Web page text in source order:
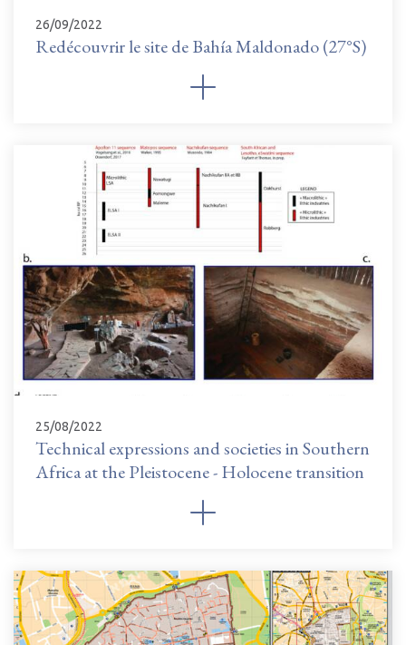
26/09/2022
Redécouvrir le site de Bahía Maldonado (27°S)
25/08/2022
Technical expressions and societies in Southern
Africa at the Pleistocene - Holocene transition